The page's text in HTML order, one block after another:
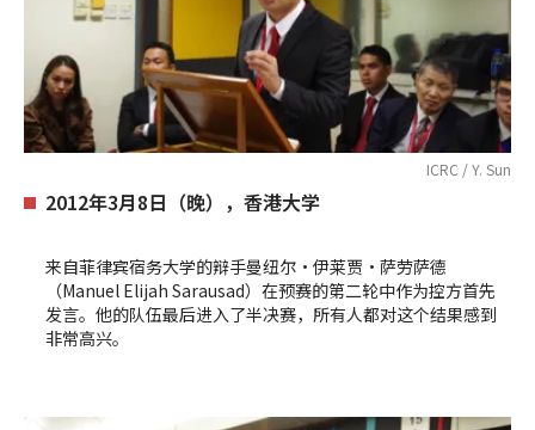
ICRC / Y. Sun
2012年3月8日（晚），香港大学
来自菲律宾宿务大学的辩手曼纽尔•伊莱贾•萨劳萨德
（Manuel Elijah Sarausad）在预赛的第二轮中作为控方首先
发言。他的队伍最后进入了半决赛，所有人都对这个结果感到
非常高兴。